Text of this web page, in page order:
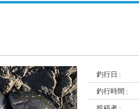
釣行日
釣行時間